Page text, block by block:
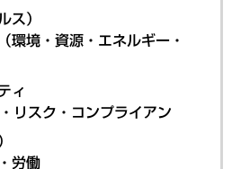
ス）
環境・資源・エネルギー・
ィ
リスク・コンプライアン
労働